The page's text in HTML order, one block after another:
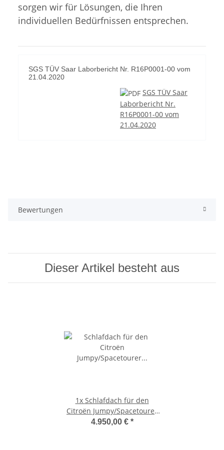
sorgen wir für Lösungen, die Ihren
individuellen Bedürfnissen entsprechen.
SGS TÜV Saar Laborbericht Nr. R16P0001-00 vom
21.04.2020
SGS TÜV Saar
Laborbericht Nr.
R16P0001-00 vom
21.04.2020
Bewertungen
Dieser Artikel besteht aus
1x Schlafdach für den
Citroën Jumpy/Spacetourer
K0205 weiß
4.950,00 € *